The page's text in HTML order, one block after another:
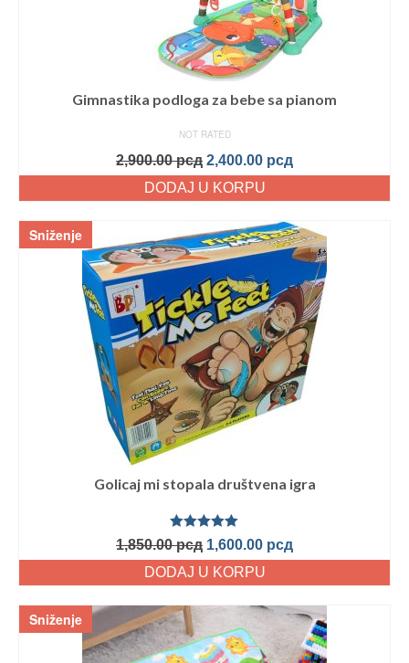
Gimnastika podloga za bebe sa pianom
NOT RATED
2,900.00рсд 2,400.00 рсд
DODAJ U KORPU
Sniženje
Golicaj mi stopala društvena igra
Ocenjeno
sa5.00od
5
1,850.00рсд 1,600.00 рсд
DODAJ U KORPU
Sniženje